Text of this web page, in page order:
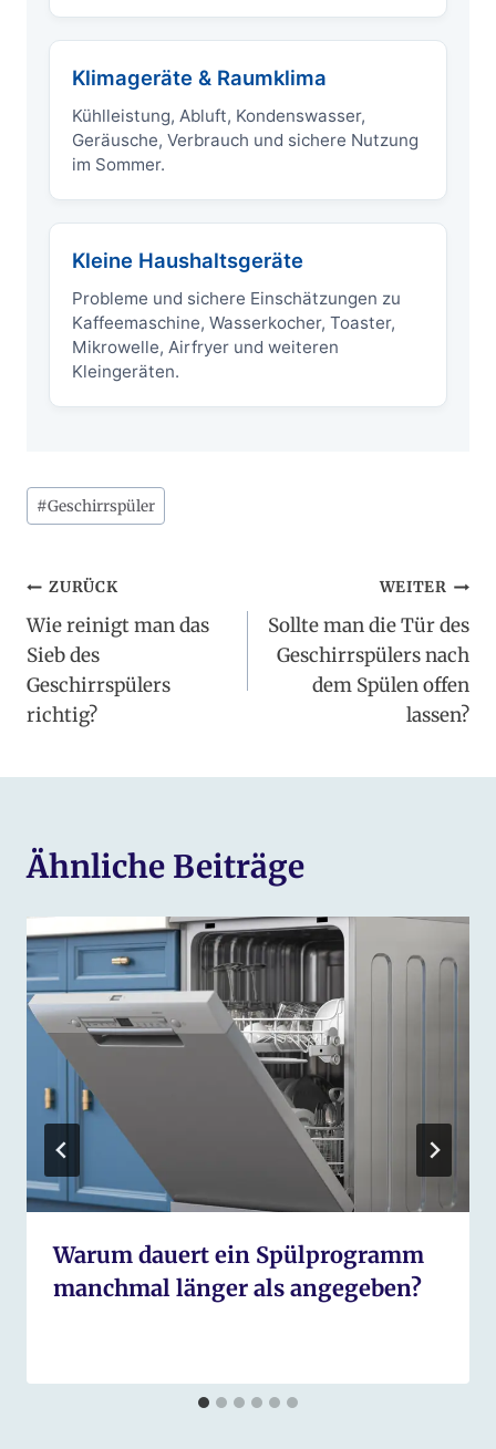
Klimageräte & Raumklima
Kühlleistung, Abluft, Kondenswasser,
Geräusche, Verbrauch und sichere Nutzung
im Sommer.
Kleine Haushaltsgeräte
Probleme und sichere Einschätzungen zu
Kaffeemaschine, Wasserkocher, Toaster,
Mikrowelle, Airfryer und weiteren
Kleingeräten.
Schlagworte:
#Geschirrspüler
Beitragsnavigation
ZURÜCK
Wie reinigt man das
Sieb des
Geschirrspülers
richtig?
WEITER
Sollte man die Tür des
Geschirrspülers nach
dem Spülen offen
lassen?
Ähnliche Beiträge
Warum dauert ein Spülprogramm
manchmal länger als angegeben?